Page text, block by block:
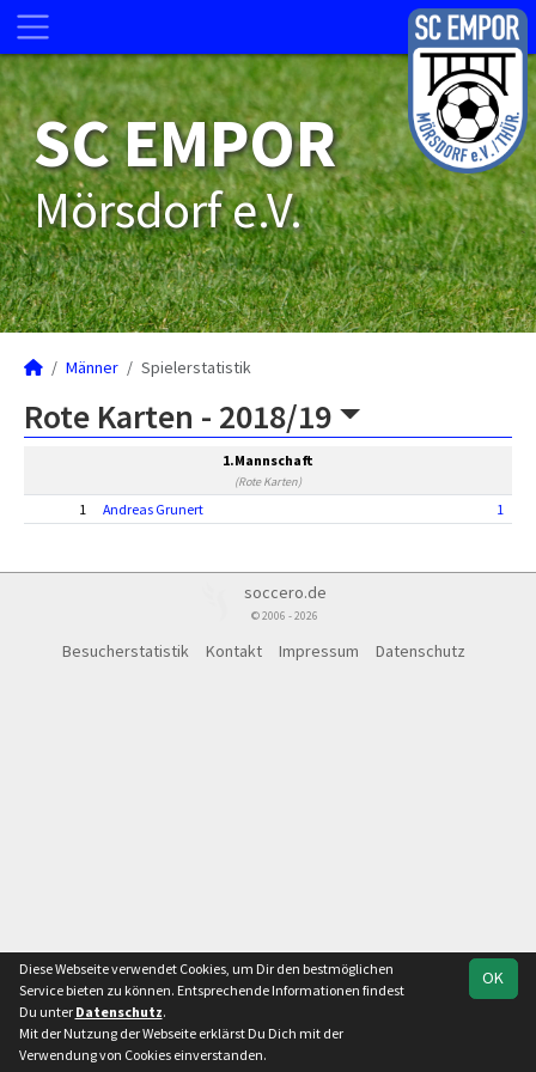
SC EMPOR
Mörsdorf e.V.
Männer Spielerstatistik
Rote Karten - 2018/19
1.Mannschaft
(Rote Karten)
1 Andreas Grunert 1
soccero.de
© 2006 - 2026
Besucherstatistik Kontakt Impressum Datenschutz
OK
Diese Webseite verwendet Cookies, um Dir den bestmöglichen
Service bieten zu können. Entsprechende Informationen findest
Du unter Datenschutz.
Mit der Nutzung der Webseite erklärst Du Dich mit der
Verwendung von Cookies einverstanden.